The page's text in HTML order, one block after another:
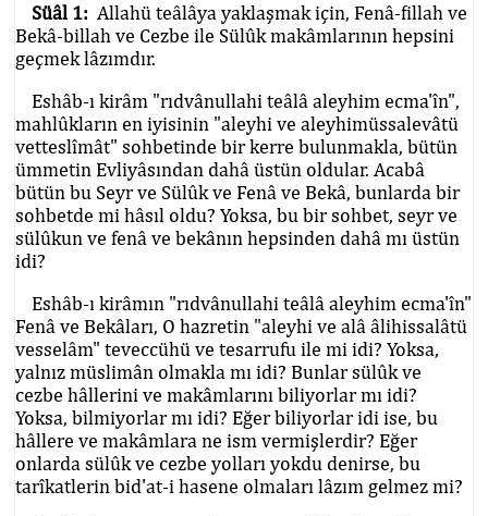
Süâl 1: Allahü teâlâya yaklaşmak için, Fenâ-fillah ve
Bekâ-billah ve Cezbe ile Sülûk makâmlarının hepsini
geçmek lâzımdır.
Eshâb-ı kirâm "rıdvânullahi teâlâ aleyhim ecma'în",
mahlûkların en iyisinin "aleyhi ve aleyhimüssalevâtü
vetteslîmât" sohbetinde bir kerre bulunmakla, bütün
ümmetin Evliyâsından dahâ üstün oldular. Acabâ
bütün bu Seyr ve Sülûk ve Fenâ ve Bekâ, bunlarda bir
sohbetde mi hâsıl oldu? Yoksa, bu bir sohbet, seyr ve
sülûkun ve fenâ ve bekânın hepsinden dahâ mı üstün
idi?
Eshâb-ı kirâmın "rıdvânullahi teâlâ aleyhim ecma'în"
Fenâ ve Bekâları, O hazretin "aleyhi ve alâ âlihissalâtü
vesselâm" teveccühü ve tesarrufu ile mi idi? Yoksa,
yalnız müslimân olmakla mı idi? Bunlar sülûk ve
cezbe hâllerini ve makâmlarını biliyorlar mı idi?
Yoksa, bilmiyorlar mı idi? Eğer biliyorlar idi ise, bu
hâllere ve makâmlara ne ism vermişlerdir? Eğer
onlarda sülûk ve cezbe yolları yokdu denirse, bu
tarîkatlerin bid'at-i hasene olmaları lâzım gelmez mi?